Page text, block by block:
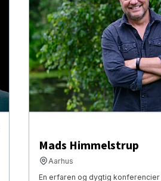
Mads Himmelstrup
Aarhus
En erfaren og dygtig